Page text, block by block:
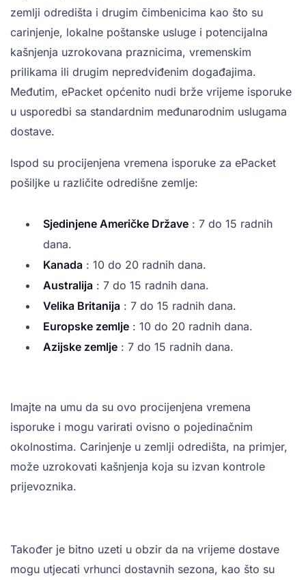
zemlji odredišta i drugim čimbenicima kao što su
carinjenje, lokalne poštanske usluge i potencijalna
kašnjenja uzrokovana praznicima, vremenskim
prilikama ili drugim nepredviđenim događajima.
Međutim, ePacket općenito nudi brže vrijeme isporuke
u usporedbi sa standardnim međunarodnim uslugama
dostave.
Ispod su procijenjena vremena isporuke za ePacket
pošiljke u različite odredišne zemlje:
Sjedinjene Američke Države : 7 do 15 radnih
dana.
Kanada : 10 do 20 radnih dana.
Australija : 7 do 15 radnih dana.
Velika Britanija : 7 do 15 radnih dana.
Europske zemlje : 10 do 20 radnih dana.
Azijske zemlje : 7 do 15 radnih dana.
Imajte na umu da su ovo procijenjena vremena
isporuke i mogu varirati ovisno o pojedinačnim
okolnostima. Carinjenje u zemlji odredišta, na primjer,
može uzrokovati kašnjenja koja su izvan kontrole
prijevoznika.
Također je bitno uzeti u obzir da na vrijeme dostave
mogu utjecati vrhunci dostavnih sezona, kao što su